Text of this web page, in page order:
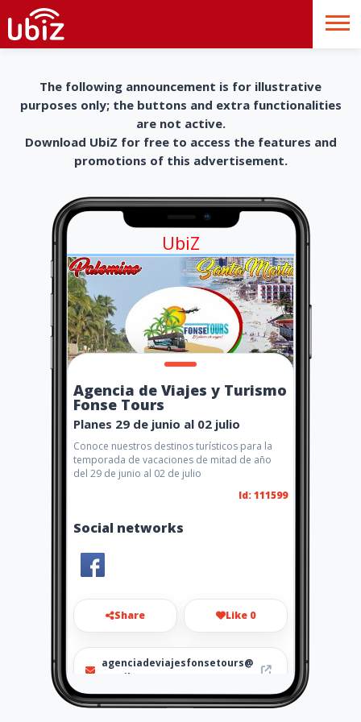
The following announcement is for illustrative
purposes only; the buttons and extra functionalities
are not active.
Download UbiZ for free to access the features and
promotions of this advertisement.
UbiZ
Agencia de Viajes y Turismo
Fonse Tours
Planes 29 de junio al 02 julio
Conoce nuestros destinos turísticos para la
temporada de vacaciones de mitad de año
del 29 de junio al 02 de julio
Id: 111599
Social networks
Share Like 0
agenciadeviajesfonsetours@
gmail.com